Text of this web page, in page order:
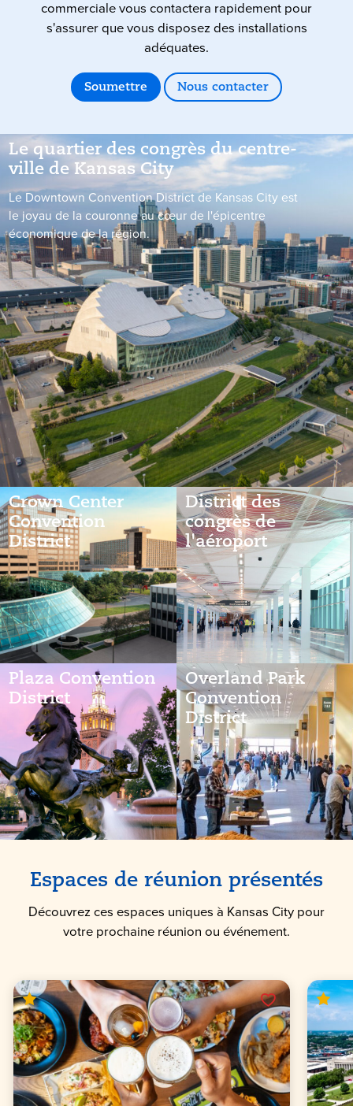
commerciale vous contactera rapidement pour
s'assurer que vous disposez des installations
adéquates.
Soumettre Nous contacter
Le quartier des congrès du centre-
ville de Kansas City
Le Downtown Convention District de Kansas City est
le joyau de la couronne au cœur de l'épicentre
économique de la région.
Crown Center
Convention
District
District des
congrès de
l'aéroport
Plaza Convention
District
Overland Park
Convention
District
Espaces de réunion présentés
Découvrez ces espaces uniques à Kansas City pour
votre prochaine réunion ou événement.